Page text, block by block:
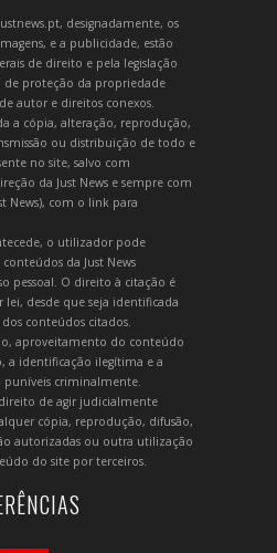
designadamente, os
e a publicidade, estão
de direito e pela legislação
de proteção da propriedade
autor e direitos conexos.
a cópia, alteração, reprodução,
ou distribuição de todo e
no site, salvo com
da Just News e sempre com
News), com o link para
o utilizador pode
da Just News
pessoal. O direito à citação é
desde que seja identificada
conteúdos citados.
aproveitamento do conteúdo
a identificação ilegítima e a
puníveis criminalmente.
direito de agir judicialmente
cópia, reprodução, difusão,
autorizadas ou outra utilização
do site por terceiros.